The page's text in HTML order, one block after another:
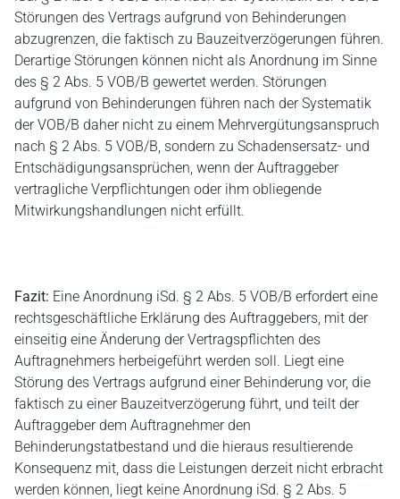
Störungen des Vertrags aufgrund von Behinderungen
abzugrenzen, die faktisch zu Bauzeitverzögerungen führen.
Derartige Störungen können nicht als Anordnung im Sinne
des § 2 Abs. 5 VOB/B gewertet werden. Störungen
aufgrund von Behinderungen führen nach der Systematik
der VOB/B daher nicht zu einem Mehrvergütungsanspruch
nach § 2 Abs. 5 VOB/B, sondern zu Schadensersatz- und
Entschädigungsansprüchen, wenn der Auftraggeber
vertragliche Verpflichtungen oder ihm obliegende
Mitwirkungshandlungen nicht erfüllt.
Fazit: Eine Anordnung iSd. § 2 Abs. 5 VOB/B erfordert eine
rechtsgeschäftliche Erklärung des Auftraggebers, mit der
einseitig eine Änderung der Vertragspflichten des
Auftragnehmers herbeigeführt werden soll. Liegt eine
Störung des Vertrags aufgrund einer Behinderung vor, die
faktisch zu einer Bauzeitverzögerung führt, und teilt der
Auftraggeber dem Auftragnehmer den
Behinderungstatbestand und die hieraus resultierende
Konsequenz mit, dass die Leistungen derzeit nicht erbracht
werden können, liegt keine Anordnung iSd. § 2 Abs. 5